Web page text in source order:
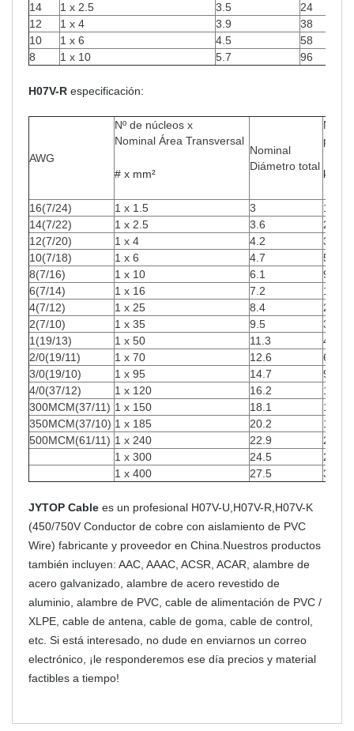
14
1 x 2.5 3.5
24
12
1 x 4 3.9
38
10
1 x 6 4.5
58
8
1 x 10 5.7 96
H07V-R especificación:
AWG
Nº de núcleos x
Nominal Área Transversal
# x mm²
Nominal
Diámetro total
peso
kg/Km
16(7/24) 1 x 1.5 3
14.4
14(7/22)
1 x 2.5 3.6
24
12(7/20)
1 x 4 4.2
39
10(7/18)
1 x 6 4.7
58
8(7/16)
1 x 10 6.1
96
6(7/14)
1 x 16 7.2
154
4(7/12)
1 x 25 8.4
240
2(7/10)
1 x 35 9.5
336
1(19/13)
1 x 50 11.3
480
2/0(19/11)
1 x 70 12.6
672
3/0(19/10)
1 x 95 14.7
912
4/0(37/12)
1 x 120 16.2
1152
300MCM(37/11) 1 x 150 18.1
1440
350MCM(37/10) 1 x 185 20.2
1776
500MCM(61/11) 1 x 240 22.9
2304
1 x 300
24.5
2880
1 x 400
27.5 3840
JYTOP Cable es un profesional H07V-U,H07V-R,H07V-K
(450/750V Conductor de cobre con aislamiento de PVC
Wire) fabricante y proveedor en China.Nuestros productos
también incluyen: AAC, AAAC, ACSR, ACAR, alambre de
acero galvanizado, alambre de acero revestido de
aluminio, alambre de PVC, cable de alimentación de PVC /
XLPE, cable de antena, cable de goma, cable de control,
etc. Si está interesado, no dude en enviarnos un correo
electrónico, ¡le responderemos ese día precios y material
factibles a tiempo!